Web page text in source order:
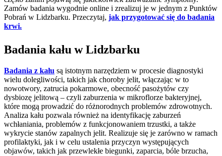
Zamów badania wygodnie online i zrealizuj je w jednym z Punktów
Pobrań w Lidzbarku. Przeczytaj, jak przygotować się do badania
krwi.
Badania kału w Lidzbarku
Badania z kału są istotnym narzędziem w procesie diagnostyki
wielu dolegliwości, takich jak choroby jelit, włączając w to
nowotwory, zatrucia pokarmowe, obecność pasożytów czy
dysbiozę jelitową – czyli zaburzenia w mikroflorze bakteryjnej,
które mogą prowadzić do różnorodnych problemów zdrowotnych.
Analiza kału pozwala również na identyfikację zaburzeń
wchłaniania, problemów z funkcjonowaniem trzustki, a także
wykrycie stanów zapalnych jelit. Realizuje się je zarówno w ramach
profilaktyki, jak i w celu ustalenia przyczyn występujących
objawów, takich jak przewlekłe biegunki, zaparcia, bóle brzucha,